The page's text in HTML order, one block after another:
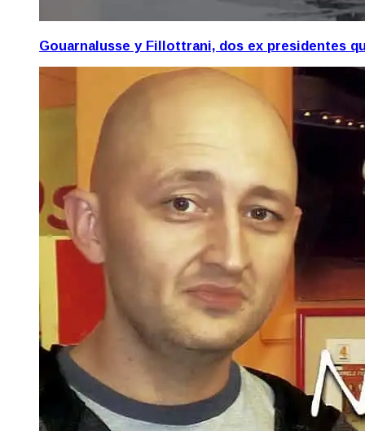
Gouarnalusse y Fillottrani, dos ex presidentes